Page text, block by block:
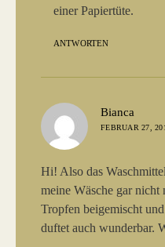
einer Papiertüte.
ANTWORTEN
Bianca
FEBRUAR 27,
Hi! Also das
meine Wäsche gar
Tropfen beigemischt
duftet auch wunderbar.